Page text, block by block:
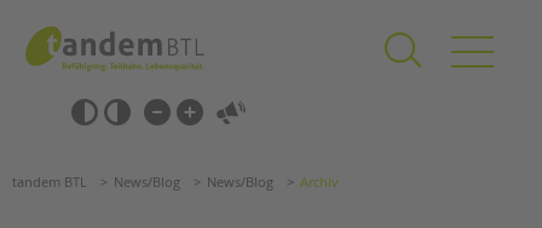
springen
Barrierefrei-
Einstellungen
überspringen
überspringen
tandem BTL News/Blog News/Blog Archiv